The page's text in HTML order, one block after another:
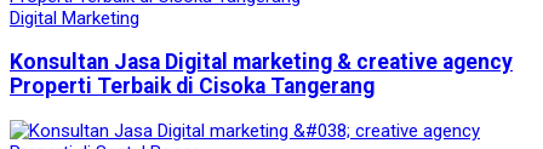
Digital Marketing
Konsultan Jasa Digital marketing & creative agency
Properti Terbaik di Cisoka Tangerang